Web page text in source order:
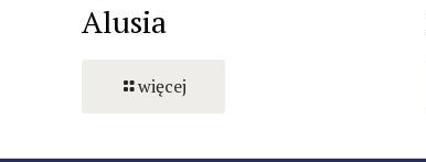
Alusia
więcej